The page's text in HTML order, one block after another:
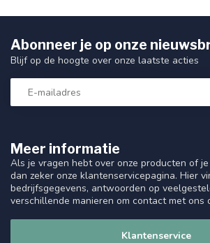
Meer informatie
Als je vragen hebt over onze producten of
dan zeker onze klantenservicepagina. Hier
bedrijfsgegevens, antwoorden op
verschillende manieren om contact met ons
Klantenservice
Abonneer je op onze
Blijf op de hoogte over onze laatste acties